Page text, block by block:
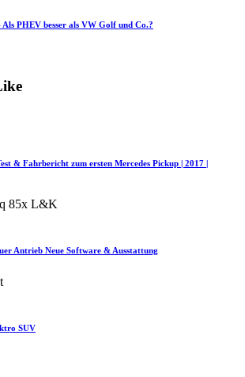
PHEV besser als VW Golf und Co.?
& Fahrbericht zum ersten Mercedes Pickup | 2017 |
Antrieb Neue Software & Ausstattung
SUV